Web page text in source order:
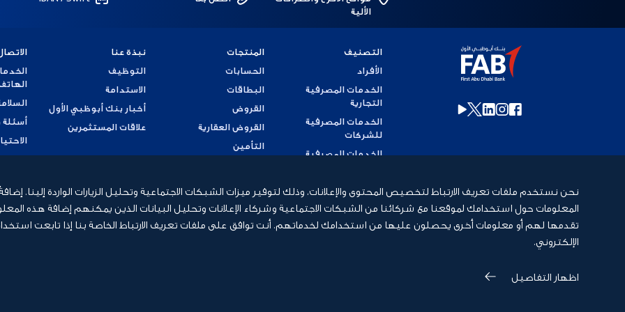
نحن نستخدم ملفات تعريف الارتباط لتخصيص المحتوى والإعلانات، وذلك لتوفير ميزات الشبكات الاجتماعية وتحليل الزيارات الواردة إلينا.
المعلومات حول استخدامك لموقعنا مع شركائنا من الشبكات الاجتماعية وشركاء الإعلانات وتحليل البيانات الذين يمكنهم إضافة هذه
تقدمها لهم أو معلومات أخرى يحصلون عليها من استخدامك لخدماتهم. أنت توافق على ملفات تعريف الارتباط الخاصة بنا إذا تابعت
الإلكتروني.
اظهار التفاصيل
الألية
التصنيف
الأفراد
الخدمات المصرفية
التجارية
الخدمات المصرفية
للشركات
الخدمات المصرفية
الخدمات المصرفية
الإسلامية
الخدمات المصرفية
الخاصة
المنتجات
الحسابات
البطاقات
القروض
القروض العقارية
التأمين
نبذة عنا
التوظيف
الاستدامة
أخبار بنك أبوظبي الأول
علاقات المستثمرين
أسئلة